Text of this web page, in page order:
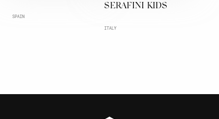
SPAIN
SERAFINI KIDS
ITALY